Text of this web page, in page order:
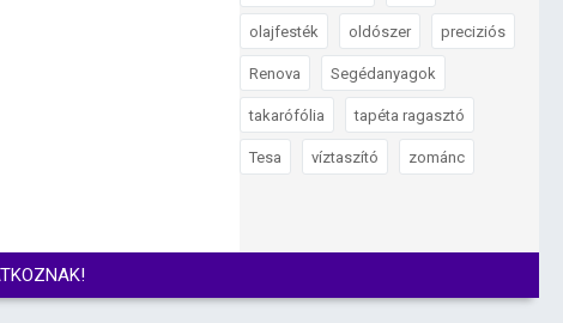
olajfesték oldószer preciziós
Renova Segédanyagok
takarófólia tapéta ragasztó
Tesa víztaszító zománc